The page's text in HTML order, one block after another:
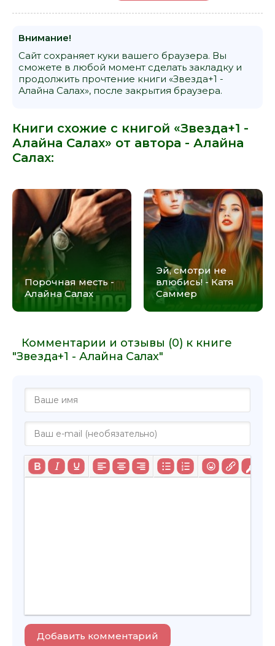
Внимание!
Сайт сохраняет куки вашего браузера. Вы
сможете в любой момент сделать закладку и
продолжить прочтение книги «Звезда+1 -
Алайна Салах», после закрытия браузера.
Книги схожие с книгой «Звезда+1 -
Алайна Салах» от автора - Алайна
Салах:
Порочная месть -
Алайна Салах
Эй, смотри не
влюбись! - Катя
Саммер
Комментарии и отзывы (0) к книге
"Звезда+1 - Алайна Салах"
Добавить комментарий